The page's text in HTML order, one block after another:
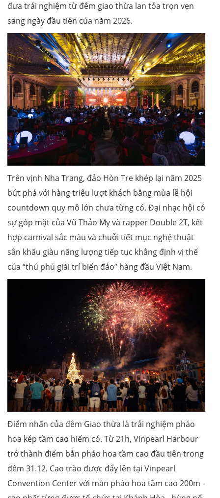
đưa trải nghiệm từ đêm giao thừa lan tỏa trọn vẹn
sang ngày đầu tiên của năm 2026.
Trên vịnh Nha Trang, đảo Hòn Tre khép lại năm 2025
bứt phá với hàng triệu lượt khách bằng mùa lễ hội
countdown quy mô lớn chưa từng có. Đại nhạc hội có
sự góp mặt của Vũ Thảo My và rapper Double 2T, kết
hợp carnival sắc màu và chuỗi tiết mục nghệ thuật
sân khấu giàu năng lượng tiếp tục khẳng định vị thế
của “thủ phủ giải trí biển đảo” hàng đầu Việt Nam.
​​Điểm nhấn của đêm Giao thừa là trải nghiệm pháo
hoa kép tầm cao hiếm có. Từ 21h, Vinpearl Harbour
trở thành điểm bắn pháo hoa tầm cao đầu tiên trong
đêm 31.12. Cao trào được đẩy lên tại Vinpearl
Convention Center với màn pháo hoa tầm cao 200m -